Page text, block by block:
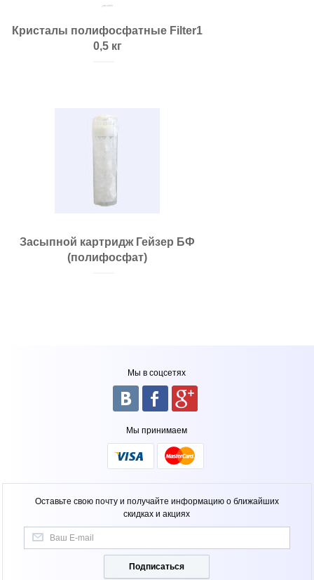
Кристалы полифосфатные Filter1
0,5 кг
Засыпной картридж Гейзер БФ
(полифосфат)
Мы в соцсетях
Мы принимаем
Оставьте свою почту и получайте информацию о ближайших
скидках и акциях
Подписаться